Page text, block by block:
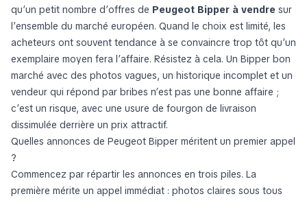
qu’un petit nombre d’offres de Peugeot Bipper à vendre sur
l’ensemble du marché européen. Quand le choix est limité, les
acheteurs ont souvent tendance à se convaincre trop tôt qu’un
exemplaire moyen fera l’affaire. Résistez à cela. Un Bipper bon
marché avec des photos vagues, un historique incomplet et un
vendeur qui répond par bribes n’est pas une bonne affaire ;
c’est un risque, avec une usure de fourgon de livraison
dissimulée derrière un prix attractif.
Quelles annonces de Peugeot Bipper méritent un premier appel
?
Commencez par répartir les annonces en trois piles. La
première mérite un appel immédiat : photos claires sous tous